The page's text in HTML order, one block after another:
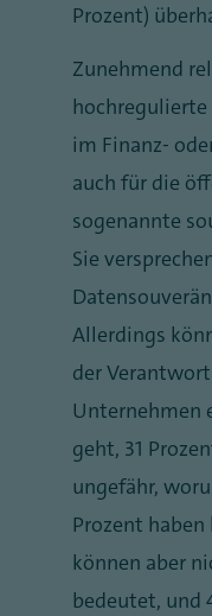
Prozent)
Zunehmend
im Finanz-
auch für die
sogenannte
Sie
Allerdings
der
Unternehmen
geht, 31
ungefähr,
Prozent
können aber
bedeutet, und